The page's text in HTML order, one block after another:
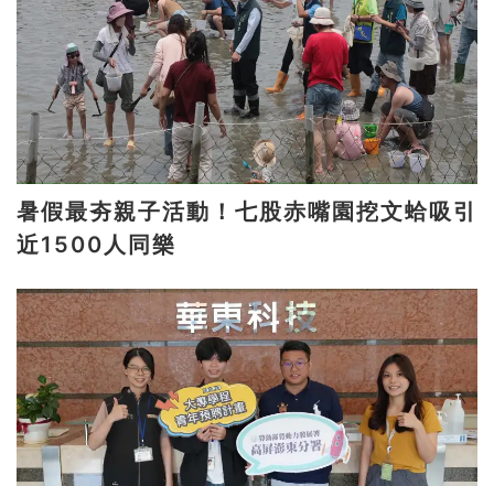
暑假最夯親子活動！七股赤嘴園挖文蛤吸引
近1500人同樂